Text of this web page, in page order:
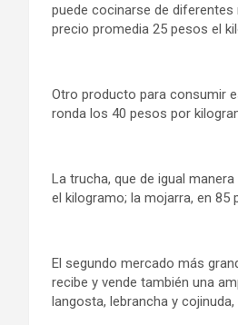
puede cocinarse de
precio promedia 25 pesos el
Otro producto para consumir
ronda los 40 pesos por
La trucha, que de igual
el kilogramo; la mojarra, en
El segundo mercado más
recibe y vende también una
langosta, lebrancha y cojinuda,